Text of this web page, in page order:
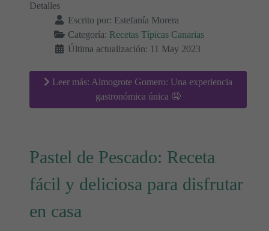
Detalles
Escrito por: Estefanía Morera
Categoría: Recetas Típicas Canarias
Última actualización: 11 May 2023
Leer más: Almogrote Gomero: Una experiencia
gastronómica única 🤤
Pastel de Pescado: Receta
fácil y deliciosa para disfrutar
en casa